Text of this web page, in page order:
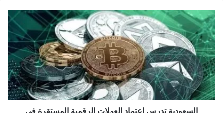
السعودية
تدرس
اعتماد
العملات
الرقمية
المستقرة
في
التمويل
العقاري
السعودية تدرس اعتماد العملات الرقمية المستقرة في